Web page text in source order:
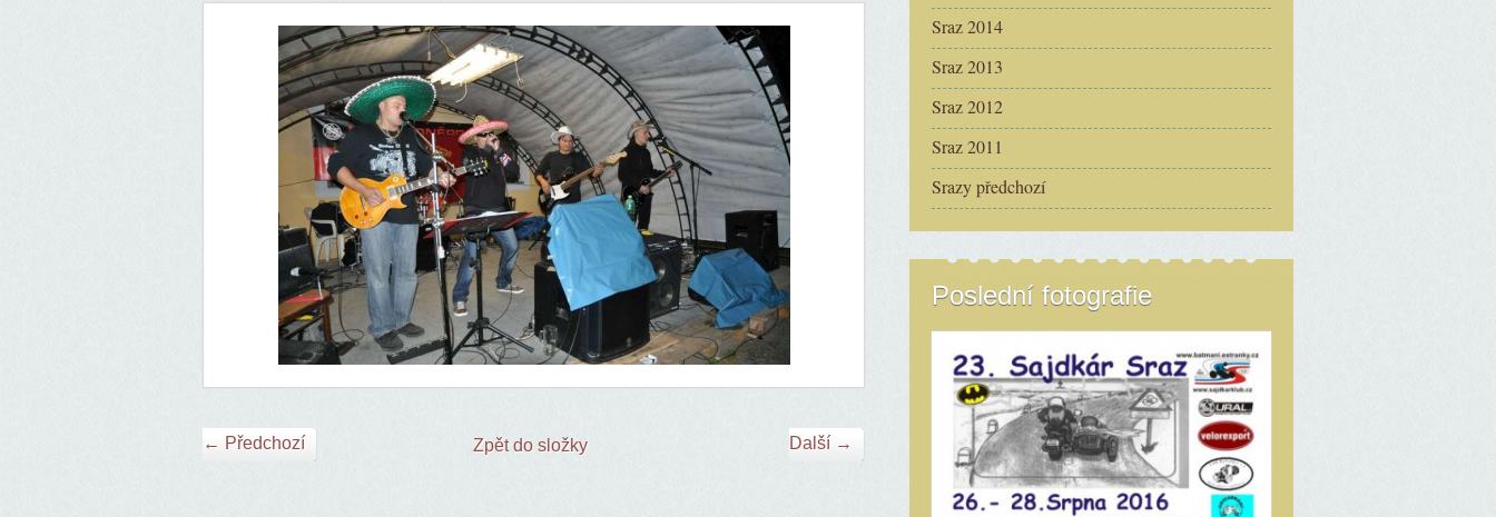
← Předchozí Další →
Zpět do složky
Sraz 2014
Sraz 2013
Sraz 2012
Sraz 2011
Srazy předchozí
Poslední fotografie